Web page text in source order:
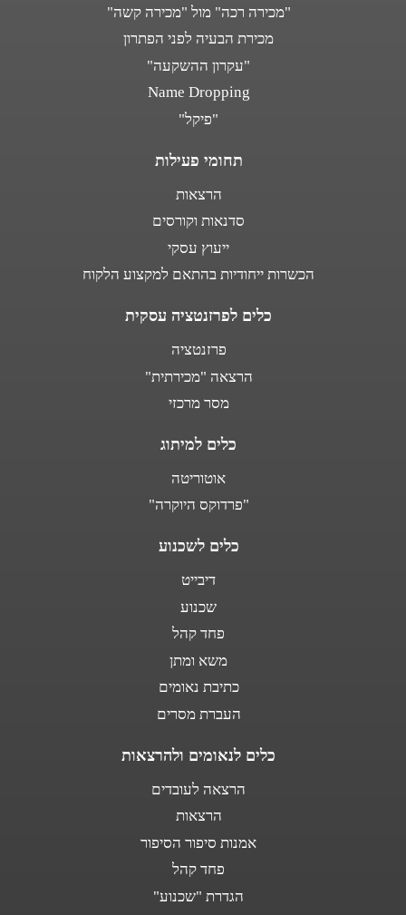
"מכירה רכה" מול "מכירה קשה"
מכירת הבעיה לפני הפתרון
"עקרון ההשקעה"
Name Dropping
"פיקל"
תחומי פעילות
הרצאות
סדנאות וקורסים
ייעוץ עסקי
הכשרות ייחודיות בהתאם למקצוע הלקוח
כלים לפרזנטציה עסקית
פרזנטציה
הרצאה "מכירתית"
מסר מרכזי
כלים למיתוג
אוטוריטה
"פרדוקס היוקרה"
כלים לשכנוע
דיבייט
שכנוע
פחד קהל
משא ומתן
כתיבת נאומים
העברת מסרים
כלים לנאומים ולהרצאות
הרצאה לעובדים
הרצאות
אמנות סיפור הסיפור
פחד קהל
הגדרת "שכנוע"